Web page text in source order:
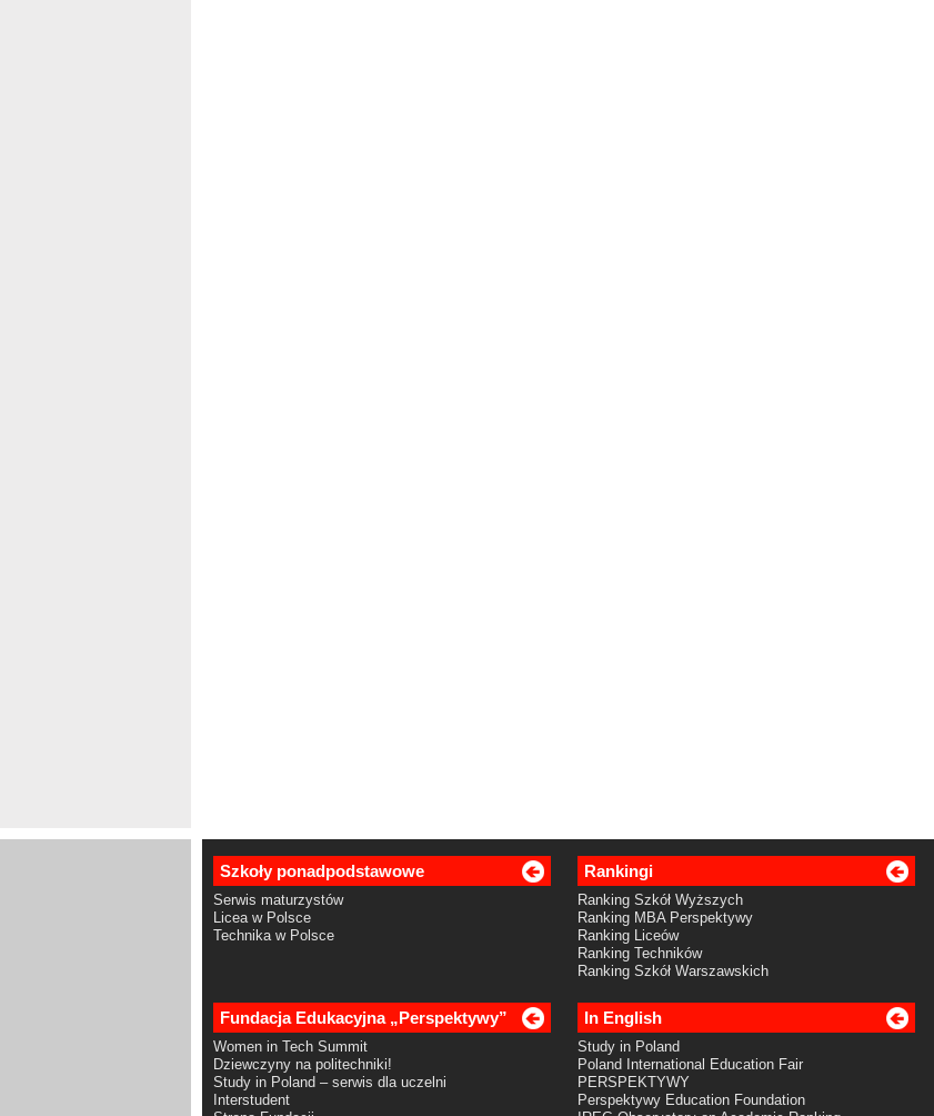
Szkoły ponadpodstawowe
Serwis maturzystów
Licea w Polsce
Technika w Polsce
Rankingi
Ranking Szkół Wyższych
Ranking MBA Perspektywy
Ranking Liceów
Ranking Techników
Ranking Szkół Warszawskich
Fundacja Edukacyjna „Perspektywy”
Women in Tech Summit
Dziewczyny na politechniki!
Study in Poland – serwis dla uczelni
Interstudent
In English
Study in Poland
Poland International Education Fair
PERSPEKTYWY
Perspektywy Education Foundation